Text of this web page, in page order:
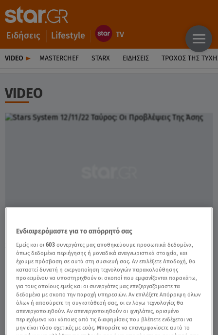
Ειδήσεις Lifestyle
VIDEO MASTERCHEF STARX ΕΙΔΉΣΕΙΣ ΤΡΟΧΌΣ ΤΗΣ
VIDEO
Stars System 12/11/22 Ταύρος: Οι
Προβλέψεις Της Άσης - Video
Ενδιαφερόμαστε για το απόρρητό σας
Εμείς και οι603 συνεργάτες μας αποθηκεύουμε προσωπικά δεδομένα,
όπως δεδομένα περιήγησης ή μοναδικά αναγνωριστικά στοιχεία, και
έχουμε πρόσβαση σε αυτά στη συσκευή σας. Αν επιλέξετε Αποδοχή, θα
καταστεί δυνατή η ενεργοποίηση τεχνολογιών παρακολούθησης
προκειμένου να υποστηριχθούν οι σκοποί που εμφανίζονται παρακάτω,
για τους οποίους εμείς και οι συνεργάτες μας επεξεργαζόμαστε τα
δεδομένα με σκοπό την παροχή υπηρεσιών. Αν επιλέξετε Απόρριψη όλων
όλων ή αποσύρετε τη συγκατάθεσή σας, οι εν λόγω τεχνολογίες θα
απενεργοποιηθούν. Αν απενεργοποιηθούν οι ιχνηλάτες, ορισμένο
περιεχόμενο και κάποιες από τις διαφημίσεις που βλέπετε ενδέχεται να
μην είναι τόσο σχετικές με εσάς. Μπορείτε να επανεμφανίσετε αυτό το